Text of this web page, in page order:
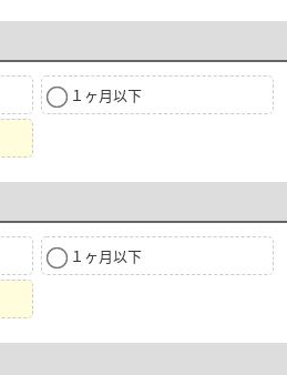
１ヶ月以下
１ヶ月以下